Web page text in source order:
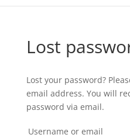
Lost
Lost your password?
email address. You will
password via email.
Username or email